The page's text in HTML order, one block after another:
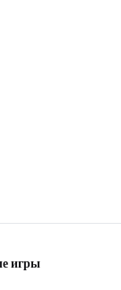
игры